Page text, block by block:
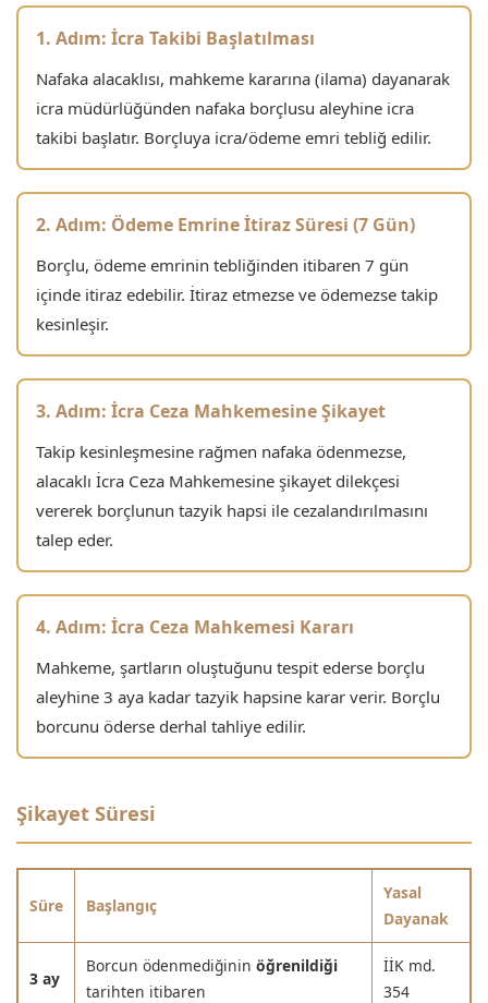
1. Adım: İcra Takibi Başlatılması
Nafaka alacaklısı, mahkeme kararına (ilama) dayanarak
icra müdürlüğünden nafaka borçlusu aleyhine icra
takibi başlatır. Borçluya icra/ödeme emri tebliğ edilir.
2. Adım: Ödeme Emrine İtiraz Süresi (7 Gün)
Borçlu, ödeme emrinin tebliğinden itibaren 7 gün
içinde itiraz edebilir. İtiraz etmezse ve ödemezse takip
kesinleşir.
3. Adım: İcra Ceza Mahkemesine Şikayet
Takip kesinleşmesine rağmen nafaka ödenmezse,
alacaklı İcra Ceza Mahkemesine şikayet dilekçesi
vererek borçlunun tazyik hapsi ile cezalandırılmasını
talep eder.
4. Adım: İcra Ceza Mahkemesi Kararı
Mahkeme, şartların oluştuğunu tespit ederse borçlu
aleyhine 3 aya kadar tazyik hapsine karar verir. Borçlu
borcunu öderse derhal tahliye edilir.
Şikayet Süresi
Süre Başlangıç
Yasal
Dayanak
3 ay
Borcun ödenmediğinin öğrenildiği
tarihten itibaren
İİK md.
354